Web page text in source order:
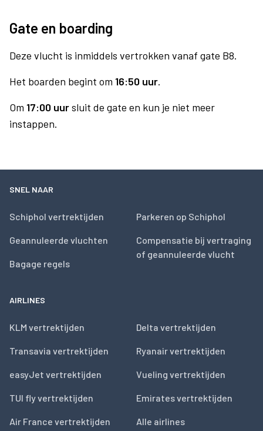
Gate en boarding
Deze vlucht is inmiddels vertrokken vanaf gate B8.
Het boarden begint om 16:50 uur.
Om 17:00 uursluit de gate en kun je niet meer
instappen.
SNEL NAAR
Schiphol vertrektijden
Geannuleerde vluchten
Bagage regels
Parkeren op Schiphol
Compensatie bij vertraging
of geannuleerde vlucht
AIRLINES
KLM vertrektijden
Transavia vertrektijden
easyJet vertrektijden
TUI fly vertrektijden
Air France vertrektijden
Delta vertrektijden
Ryanair vertrektijden
Vueling vertrektijden
Emirates vertrektijden
Alle airlines